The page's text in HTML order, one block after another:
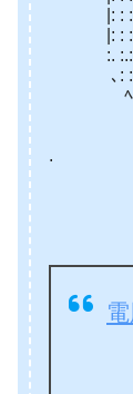
|: : : :
|: :
:.
､: :|.:
ﾍﾊ从:.
｀, -
__ノ
.
ﾉ